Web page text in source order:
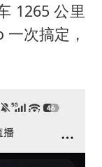
1265 公里
次搞定，